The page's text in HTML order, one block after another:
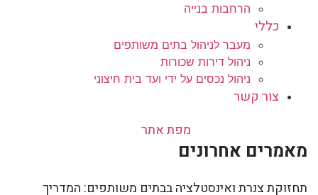
הרחבות בנייה
כללי
מעבר לניהול בתים משותפים
ניהול דירות שכורות
ניהול נכסים על ידי ועד בית חיצוני
צור קשר
מפת אתר
מאמרים אחרונים
תחזוקת צנרת ואינסטלציה בבתים משותפים: המדריך